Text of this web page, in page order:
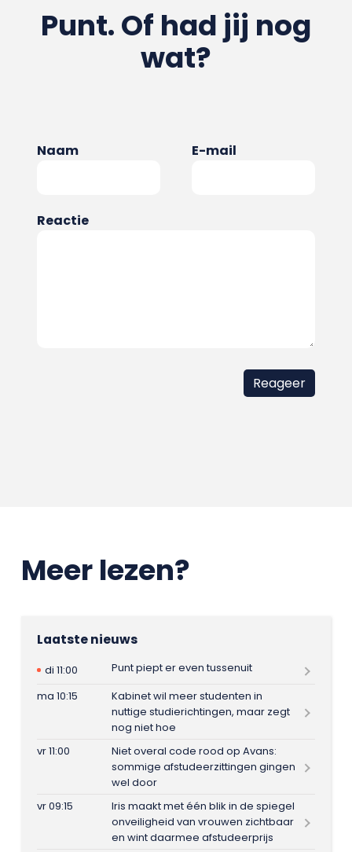
Punt. Of had jij nog
wat?
Naam E-mail
Reactie
Meer lezen?
Laatste nieuws
di 11:00
Punt piept er even tussenuit
ma 10:15
Kabinet wil meer studenten in
nuttige studierichtingen, maar zegt
nog niet hoe
vr 11:00
Niet overal code rood op Avans:
sommige afstudeerzittingen gingen
wel door
vr 09:15
Iris maakt met één blik in de spiegel
onveiligheid van vrouwen zichtbaar
en wint daarmee afstudeerprijs